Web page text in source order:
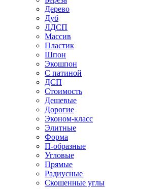
Дерево
Дуб
ЛДСП
Массив
Пластик
Шпон
Экошпон
С патиной
ДСП
Стоимость
Дешевые
Дорогие
Эконом-класс
Элитные
Форма
П-образные
Угловые
Прямые
Радиусные
Скошенные углы